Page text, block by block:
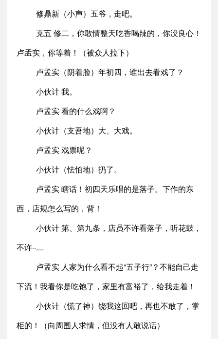
修鼎新（小声）五爷，走吧。
克五 修二，你敢情整天吃香喝辣的，你没良心！
卢孟实，你等着！（被众人拉下）
卢孟实（阴着脸）年初四，谁出去看戏了？
小伙计 我。
卢孟实 看的什么戏啊？
小伙计（支吾地）大、大戏。
卢孟实 戏票呢？
小伙计（怯怕地）扔了。
卢孟实 瞎话！初四天乐唱的是落子。下作的东
西，店规怎么写的，背！
小伙计 第、第九条，店员不许看落子，听花鼓，
不许··....
卢孟实 人家为什么看不起“五子行”？不能自己走
下流！我看你是吃饱了，家里有富裕了，给我走着！
小伙计（慌了神）饶我这回吧，再也不敢了，掌
柜的！（向周围人求情，但没有人敢说话）